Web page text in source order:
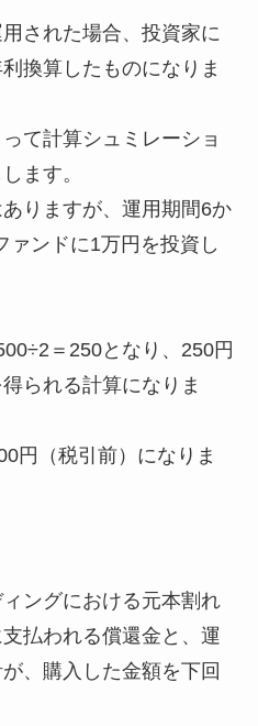
された場合、投資家に
換算したものになりま
て計算シュミレーショ
ます。
りますが、運用期間6か
ァンドに1万円を投資し
＝250となり、250円
られる計算になりま
円（税引前）になりま
ングにおける元本割れ
払われる償還金と、運
、購入した金額を下回